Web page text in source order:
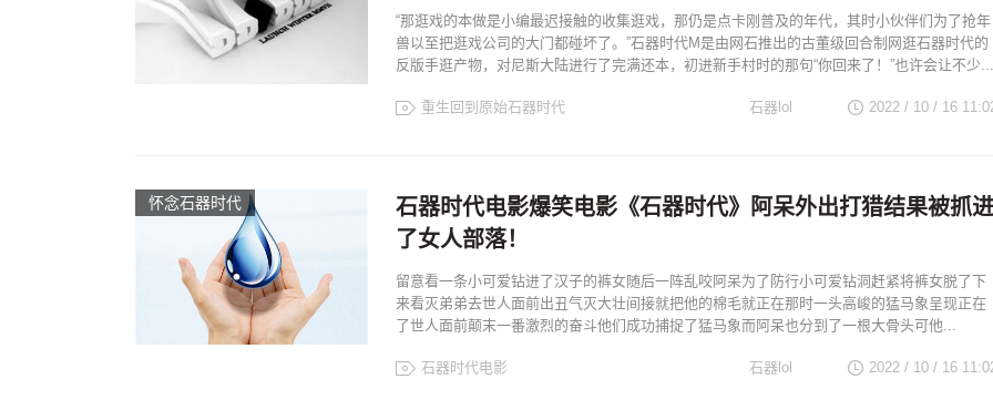
“那逛戏的本做是小编最迟接触的收集逛戏，那仍是点卡刚普及的年代，其时小伙伴们为了抢年
兽以至把逛戏公司的大门都碰坏了。”石器时代M是由网石推出的古董级回合制网逛石器时代的
反版手逛产物，对尼斯大陆进行了完满还本，初进新手村时的那句“你回来了！”也许会让不少...
重生回到原始石器时代 2022 / 10 / 16
石器lol
怀念石器时代
石器时代电影爆笑电影《石器时代》阿呆外出打猎结果被抓进
了女人部落！
留意看一条小可爱钻进了汉子的裤女随后一阵乱咬阿呆为了防行小可爱钻洞赶紧将裤女脱了下
来看灭弟弟去世人面前出丑气灭大壮间接就把他的棉毛就正在那时一头高峻的猛马象呈现正在
了世人面前颠末一番激烈的奋斗他们成功捕捉了猛马象而阿呆也分到了一根大骨头可他...
石器时代电影 2022 / 10 / 16
石器lol